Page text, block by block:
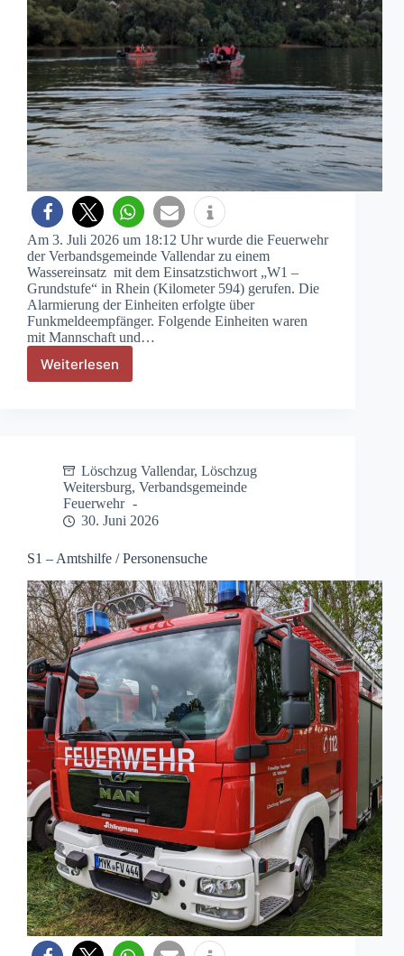
Am 3. Juli 2026 um 18:12 Uhr wurde die Feuerwehr
der Verbandsgemeinde Vallendar zu einem
Wassereinsatz mit dem Einsatzstichwort „W1 –
Grundstufe“ in Rhein (Kilometer 594) gerufen. Die
Alarmierung der Einheiten erfolgte über
Funkmeldeempfänger. Folgende Einheiten waren
mit Mannschaft und…
Weiterlesen
W1
Löschzug Vallendar, Löschzug
Weitersburg, Verbandsgemeinde
Feuerwehr
30. Juni 2026
S1 – Amtshilfe / Personensuche